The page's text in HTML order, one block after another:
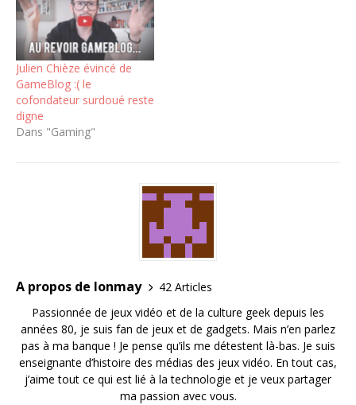
Julien Chièze évincé de
GameBlog :( le
cofondateur surdoué reste
digne
Dans "Gaming"
A propos de lonmay
42 Articles
Passionnée de jeux vidéo et de la culture geek depuis les
années 80, je suis fan de jeux et de gadgets. Mais n’en parlez
pas à ma banque ! Je pense qu’ils me détestent là-bas. Je suis
enseignante d’histoire des médias des jeux vidéo. En tout cas,
j’aime tout ce qui est lié à la technologie et je veux partager
ma passion avec vous.